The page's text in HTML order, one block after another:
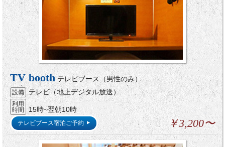
TV booth テレビブース（男性のみ）
設備 テレビ（地上デジタル放送）
利用
時間
15時~翌朝10時
テレビブース宿泊ご予約 ￥3,200〜